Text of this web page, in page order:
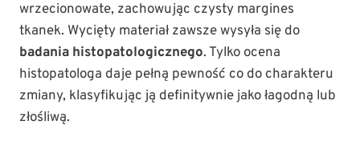
wrzecionowate, zachowując czysty margines
tkanek. Wycięty materiał zawsze wysyła się do
badania histopatologicznego. Tylko ocena
histopatologa daje pełną pewność co do charakteru
zmiany, klasyfikując ją definitywnie jako łagodną lub
złośliwą.